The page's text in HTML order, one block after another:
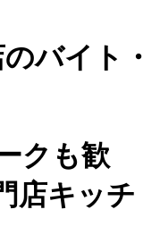
バイト・
クも歓
店キッチ